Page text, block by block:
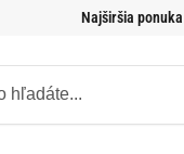
Najširšia